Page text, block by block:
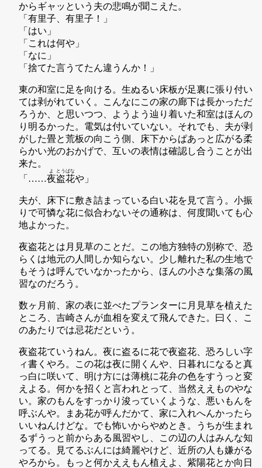
からギャッという夫の悲鳴が聞こえた。
「有里子、有里子！」
「はい」
「これは何や」
「なに」
「捨てた言うてたん違うんか！」
東の和室に足を向ける。生ぬるい床板が足裏に張り付い
ては剥がれていく。こんなにこの家の廊下は長かっただ
ろうか、と思いつつ、ようよう辿り着いた和室はほんの
り明るかった。電気は付いていない。それでも、夫が剥
がした畳と荒板の向こう側、床下からぱあっと広がる柔
らかい光のおかげで、互いの表情は確認し合うことが出
来た。
「……夜
よ
盗
とう
花
ばな
や」
夫が、床下に敷き詰まっている白い花を見て言う。小振
りで可憐な花に似合わないその通称は、何度聞いても心
地よかった。
夜盗花とは月見草のことだ。この地方独特の別称で、恐
らくは地元の人間しか知らない。少し離れた私の生地で
もそうは呼んでいなかったから、ほんの小さな集落の風
習なのだろう。
数ヶ月前、家の表に並べたプランターに月見草を植えた
ところ、吉崎さんが血相を変えて飛んできた。曰く、こ
のあたりでは忌花だという。
夜盗花ていうねん。夜に盗るに花で夜盗花、恐ろしい字
ィ書くやろ。この花は夜に開くんや、日暮れになると真
っ白に咲いて、明け方には薄桃に花弁の色をすうっと変
えよる。何かを招くと言われとって、当然ええものやな
い。家のもんをすっかり浚っていくような、悪いもんを
呼ぶんや。まあ花が呼んだかて、家に入れへんかったら
いいねんけどな。でも怖いからやめとき。うちが生まれ
るずうっと前からある風習やし、この辺の人はみんな知
ってる。見てるぶんには綺麗やけど、近所の人も嫌がる
やろから。もっと何かええもん植えよ、紫陽花とか向日